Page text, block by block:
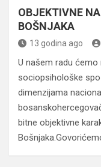
OBJEKTIVNE
BOŠNJAKA
13 godina ago
U našem radu
sociopsihološke
dimenzijama
bitne objektivne